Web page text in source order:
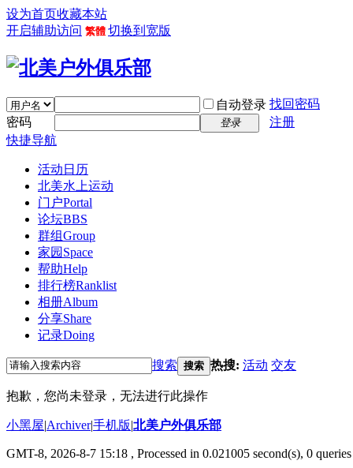
设为首页收藏本站
开启辅助访问 繁體 切换到宽版
自动登录 找回密码
密码
登录
注册
快捷导航
活动日历
北美水上运动
门户Portal
论坛BBS
群组Group
家园 Space
帮助Help
排行榜Ranklist
相册Album
分享Share
记录Doing
搜索 搜索 热搜: 活动 交友
抱歉，您尚未登录，无法进行此操作
小黑屋|Archiver|手机版|北美户外俱乐部
GMT-8, 2026-8-7 15:18 , Processed in 0.021005 second(s), 0